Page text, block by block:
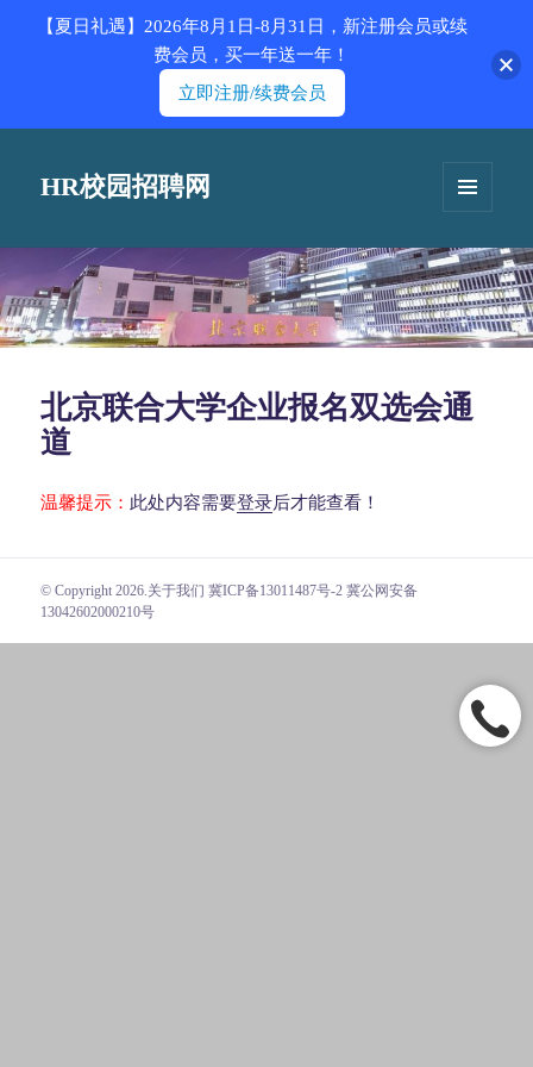
HR校园招聘网
北京联合大学企业报名双选会通
道
温馨提示： 此处内容需要登录后才能查看！
© Copyright 2026. 关于我们 冀ICP备13011487号-2 冀公网安备
13042602000210号
【夏日礼遇】2026年8月1日-8月31日，新注册会员或续
费会员，买一年送一年！
立即注册/续费会员